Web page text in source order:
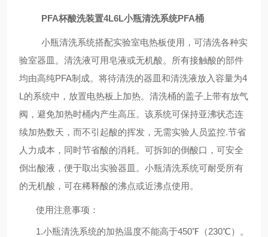
PFA杯酸洗装置4L6L小瓶清洗系统PFA桶
小瓶清洗系统搭配实验室电热板使用，可清洗各种实
验室器皿。清洗液可用皂液或无机酸。所有接触酸的部件
均由高纯PFA制成。将待清洗的器皿和清洗液放入容量为4
L的系统中， 放置电热板上加热。 清洗桶的盖子上带有放气
阀，避免加热时桶内产生高压。该系统可保持亚沸状态连
续加热数天，而不引起酸的挥发，无需实验人员监控.节省
人力成本，同时节省酸的消耗。 可拆卸的倒酸口，可安全
倒出酸液，便于取出实验器皿。小瓶清洗系统可耐受所有
的无机酸，可在稀释酸的沸点或近沸点使用。
使用注意事项：
1.小瓶清洗系统的加热温度不能高于450℉（230℃）。